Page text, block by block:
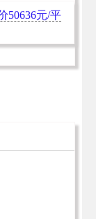
50636元/平